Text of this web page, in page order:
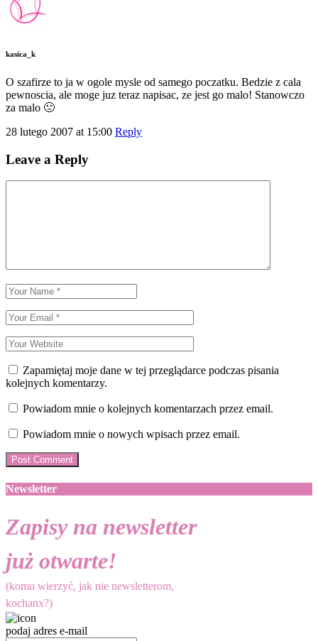
kasica_k
O szafirze to ja w ogole mysle od samego poczatku. Bedzie z cala
pewnoscia, ale moge juz teraz napisac, ze jest go malo! Stanowczo
za malo 🙁
28 lutego 2007 at 15:00 Reply
Leave a Reply
Zapamiętaj moje dane w tej przeglądarce podczas pisania
kolejnych komentarzy.
Powiadom mnie o kolejnych komentarzach przez email.
Powiadom mnie o nowych wpisach przez email.
Newsletter
Zapisy na newsletter
już otwarte!
(komu wierzyć, jak nie newsletterom,
kochanx?)
podaj adres e-mail